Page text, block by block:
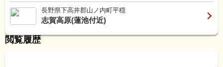
長野県下高井郡山ノ内町平穏
志賀高原(蓮池付近)
閲覧履歴